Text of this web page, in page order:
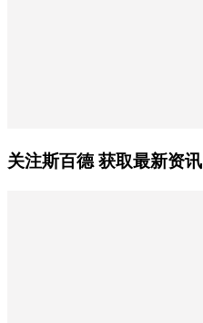
关注斯百德 获取最新资讯